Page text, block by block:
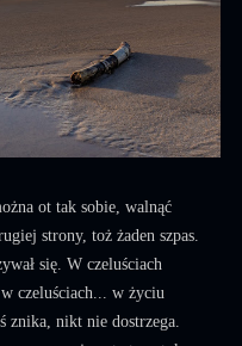
ot tak sobie, walnąć
strony, toż żaden szpas.
się. W czeluściach
czeluściach... w życiu
znika, nikt nie dostrzega.